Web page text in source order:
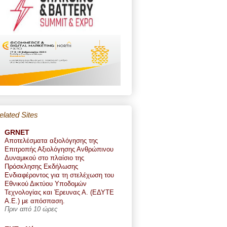
Sites
GRNET
Αποτελέσματα αξιολόγησης της
Επιτροπής Αξιολόγησης Ανθρώπινου
Δυναμικού στο πλαίσιο της
Πρόσκλησης Εκδήλωσης
Ενδιαφέροντος για τη στελέχωση του
Εθνικού Δικτύου Υποδομών
Τεχνολογίας και Έρευνας Α. (ΕΔΥΤΕ
Α.Ε.) με απόσπαση.
Πριν από 10 ώρες